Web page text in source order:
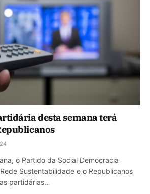
desta semana terá
o Partido da Social Democracia
Sustentabilidade e o Republicanos
partidárias…